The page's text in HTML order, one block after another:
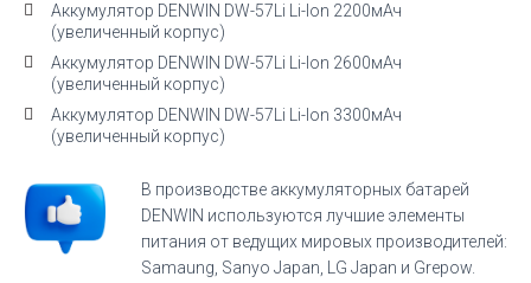
Аккумулятор DENWIN DW-57Li Li-Ion 2200мАч
(увеличенный корпус)
Аккумулятор DENWIN DW-57Li Li-Ion 2600мАч
(увеличенный корпус)
Аккумулятор DENWIN DW-57Li Li-Ion 3300мАч
(увеличенный корпус)
В производстве аккумуляторных батарей
DENWIN используются лучшие элементы
питания от ведущих мировых производителей:
Samaung, Sanyo Japan, LG Japan и Grepow.